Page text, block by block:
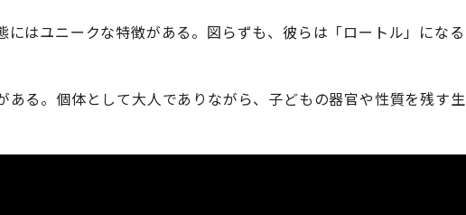
にはユニークな特徴がある。図らずも、彼らは「ロートル」になる
ある。個体として大人でありながら、子どもの器官や性質を残す生